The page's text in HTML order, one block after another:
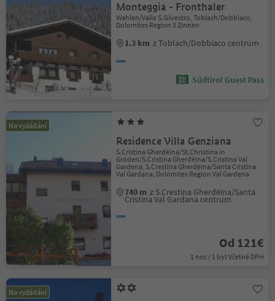
Monteggia - Fronthaler
Wahlen/Valle S.Silvestro, Toblach/Dobbiaco,
Dolomites Region 3 Zinnen
1.3 km z Toblach/Dobbiaco centrum
Südtirol Guest Pass
Na vyžádání
Residence Villa Genziana
S.Cristina Gherdëina/St.Christina in
Gröden/S.Cristina Gherdëina/S.Cristina Val
Gardena, S.Crestina Gherdëina/Santa Cristina
Val Gardana, Dolomites Region Val Gardena
740 m z S.Crestina Gherdëina/Santa
Cristina Val Gardana centrum
Od 121€
1 noc / 1 byt Včetně DPH
Na vyžádání